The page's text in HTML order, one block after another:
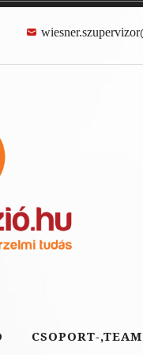
coach, terapeuta,
CSOPORT-